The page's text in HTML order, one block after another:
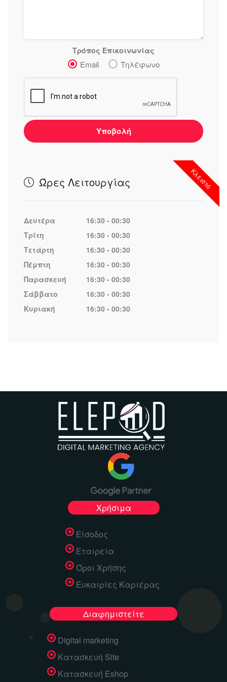
Τρόπος Επικοινωνίας
Email Τηλέφωνο
Υποβολή
Κλειστό
Ώρες Λειτουργίας
Δευτέρα
16:30 - 00:30
Τρίτη
16:30 - 00:30
Τετάρτη
16:30 - 00:30
Πέμπτη
16:30 - 00:30
Παρασκευή
16:30 - 00:30
Σάββατο
16:30 - 00:30
Κυριακή
16:30 - 00:30
Χρήσιμα
Είσοδος
Εταιρεία
Όροι Χρήσης
Ευκαιρίες Καριέρας
Διαφημιστείτε
Digital marketing
Κατασκευή Site
Κατασκευή Eshop